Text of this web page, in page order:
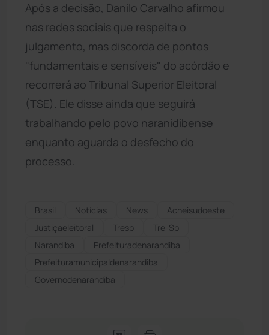
Após a decisão, Danilo Carvalho afirmou
nas redes sociais que respeita o
julgamento, mas discorda de pontos
"fundamentais e sensíveis" do acórdão e
recorrerá ao Tribunal Superior Eleitoral
(TSE). Ele disse ainda que seguirá
trabalhando pelo povo naranidibense
enquanto aguarda o desfecho do
processo.
Brasil Notícias News
Acheisudoeste
Justiçaeleitoral
Tresp
Tre-Sp
Narandiba
Prefeituradenarandiba
Prefeituramunicipaldenarandiba
Governodenarandiba